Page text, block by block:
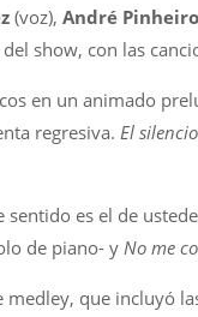
(voz), André Pinheiro
show, con las
en un animado
regresiva. El
es el de
de piano- y No me
medley, que incluyó